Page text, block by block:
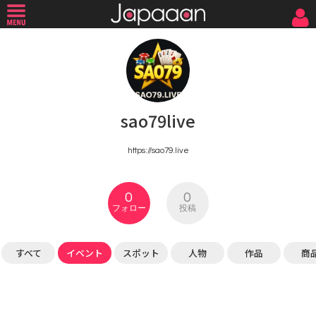
sao79live
https://sao79.live
0
フォロー
0
投稿
すべて イベント スポット 人物 作品 商